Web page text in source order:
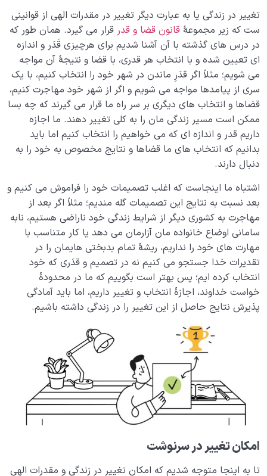
منظور از حجاب عادت چیست؛ چگونه دوباره شگفتی را
ببینیم؟
آیا سرنوشت ما از پیش نوشته شده یا تغییر در زندگی امکان
پذیر است؟
انتخاب اطاعت و مخالفت در مواجهه با خدا و شیطان چه
تأثیری بر سرنوشت انسان دارد؟
نقش انتخاب های سرنوشت ساز در زندگی انسان| راهی به
سوی کمال یا سقوط؟
آیا روح انسان جنسیت دارد؛ بررسی نسبت روح و جنسیت از
چرا ابتلائات مؤمن ضروری هستند؟ چگونه خداوند مؤمنان را
امتحان می کند؟
خدا چگونه ما را با نعمت های مادی و کمالات محدود
امتحان می کند؟
فلسفه امتحانات الهی وارتباط آ ن ها با رشد و تکامل انسان
چرا برخورداری از بهشت برای هر فرد متفاوت است؛ چه چیزی
ویژگی امتحانات الهی چیست؛ چرا بلاها را ظلم نمی دانیم؟
عدالت خدا کجاست؛ من به عادل بودن خدا شک دارم!
سنت استدراج چیست و چه کسانی به آن دچار می شوند؟
آیا راهی برای جبران گناهان وجود دارد یا قانون تبدیل
تفاوت میان انسان نادان و انسان عاقل از کجا سرچشمه می
گیرد؟
تغییر در زندگی یا به عبارت دیگر تغییر در مقدرات الهی از قوانینی
ست که زیر مجموعۀ قانون قضا و قدر قرار می گیرد. همان طور که
در درس های گذشته با آن آشنا شدیم برای هرچیزی قَدَر و اندازه
ای تعیین شده و با انتخاب هر قدری، با قضا و نتیجۀ آن مواجه
می شویم؛ مثلاً اگر قدَرِ ماندن در شهر خود را انتخاب کنیم، با یک
سری از پیامدها مواجه می شویم و اگر از شهر خود مهاجرت کنیم،
قضاها و انتخاب های دیگری بر سر راه ما قرار می گیرند که چه بسا
ممکن است مسیر زندگی مان را به کلی تغییر دهند. ما اجازه
داریم قدر و اندازه ای که می خواهیم را انتخاب کنیم اما باید
بدانیم که انتخاب های ما قضاها و نتایج مخصوص به خود را به
دنبال دارند.
اشتباه ما اینجاست که اغلب تصمیمات خود را فراموش می کنیم و
بعد نسبت به نتایج این تصمیمات گله مندیم؛ مثلاً اگر بعد از
مهاجرت به کشوری دیگر از شرایط زندگی خود ناراضی هستیم، نابه
سامانی اوضاع خانواده مان آزارمان می دهد یا کار متناسب با
مهارت های خود را نداریم، ریشۀ تمام بدبختی هایمان را در
تقدیرات خدا جستجو می کنیم نه در تصمیم و قدَری که خود
انتخاب کرده ایم؛ پس بهتر است بگوییم که ما در محدودۀ
خواست خداوند، اجازۀ انتخاب و تغییر داریم، اما باید آمادگی
پذیرش نتایج حاصل از این تغییر را در زندگی داشته باشیم.
امکان تغییر در سرنوشت
تا به اینجا متوجه شدیم که امکان تغییر در زندگی و مقدرات الهی